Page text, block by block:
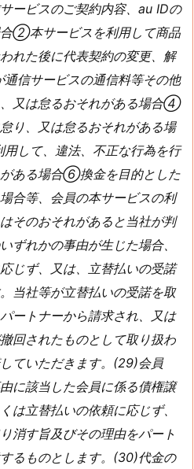
ービスのご契約内容、au IDの
②本サービスを利用して商品
れた後に代表契約の変更、解
信サービスの通信料等その他
又は怠るおそれがある場合④
り、又は怠るおそれがある場
して、違法、不正な行為を行
ある場合⑥換金を目的とした
合等、会員の本サービスの利
そのおそれがあると当社が判
ずれかの事由が生じた場合、
じず、又は、立替払いの受諾
当社等が立替払いの受諾を取
ートナーから請求され、又は
回されたものとして取り扱わ
ていただきます。(29)会員
に該当した会員に係る債権譲
は立替払いの依頼に応じず、
消す旨及びその理由をパート
るものとします。(30)代金の